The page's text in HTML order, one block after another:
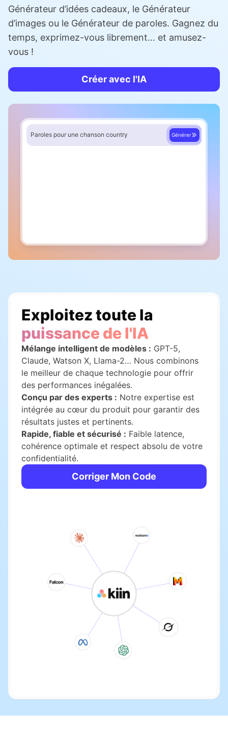
Générateur d’idées cadeaux, le Générateur
d’images ou le Générateur de paroles. Gagnez du
temps, exprimez-vous librement… et amusez-
vous !
Créer avec l'IA
Paroles pour une chanson country Générer
Exploitez toute la
puissance de l'IA
Mélange intelligent de modèles : GPT-5,
Claude, Watson X, Llama-2… Nous combinons
le meilleur de chaque technologie pour offrir
des performances inégalées.
Conçu par des experts : Notre expertise est
intégrée au cœur du produit pour garantir des
résultats justes et pertinents.
Rapide, fiable et sécurisé : Faible latence,
cohérence optimale et respect absolu de votre
confidentialité.
Corriger Mon Code